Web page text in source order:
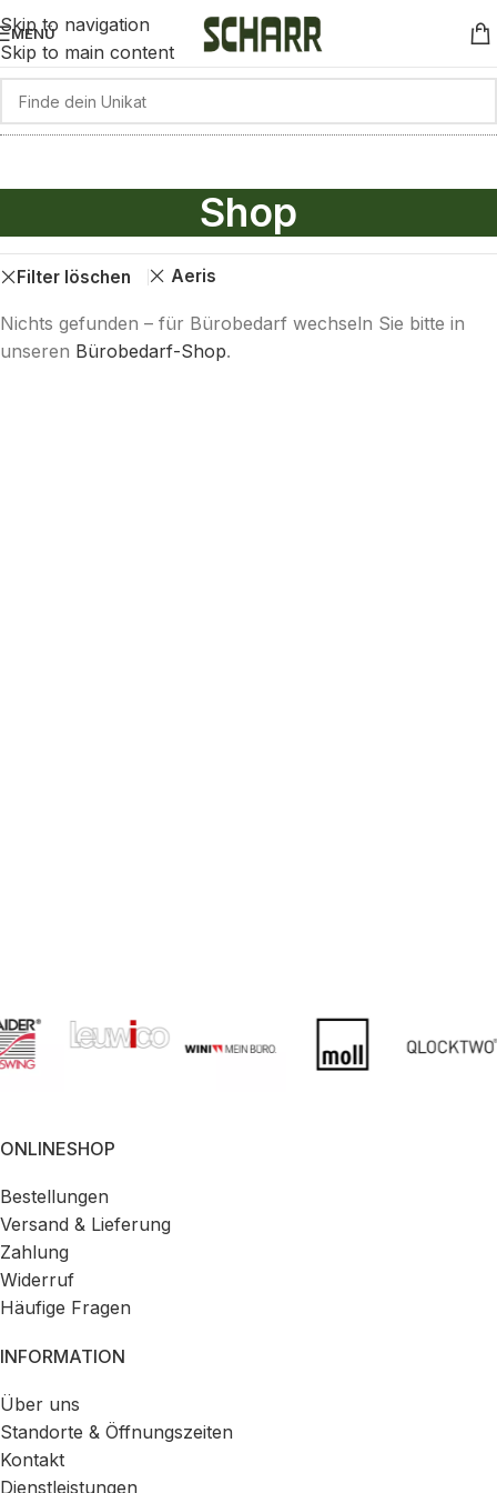
Skip to navigation
Skip to main content
MENÜ
Shop
Filter löschen Aeris
Nichts gefunden – für Bürobedarf wechseln Sie bitte in
unseren Bürobedarf-Shop.
ONLINESHOP
Bestellungen
Versand & Lieferung
Zahlung
Widerruf
Häufige Fragen
INFORMATION
Über uns
Standorte & Öffnungszeiten
Kontakt
Dienstleistungen